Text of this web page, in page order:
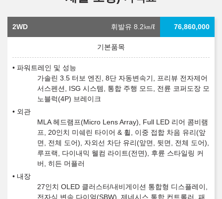
2WD 휘발유 8.2㎞/ℓ 76,860,000
파워트레인 및 성능
가솔린 3.5 터보 엔진, 8단 자동변속기, 프리뷰 전자제어
서스펜션, ISG 시스템, 통합 주행 모드, 전륜 코퍼도장 모
노블럭(4P) 브레이크
외관
MLA 헤드램프(Micro Lens Array), Full LED 리어 콤비램
프, 20인치 미쉐린 타이어 & 휠, 이중 접합 차음 유리(앞
면, 전체 도어), 자외선 차단 유리(앞면, 뒷면, 전체 도어),
루프랙, 다이내믹 웰컴 라이트(전면), 후륜 스타일링 커
버, 히든 머플러
내장
27인치 OLED 클러스터/내비게이션 통합형 디스플레이,
전자식 변속 다이얼(SBW), 제네시스 통합 컨트롤러, 패